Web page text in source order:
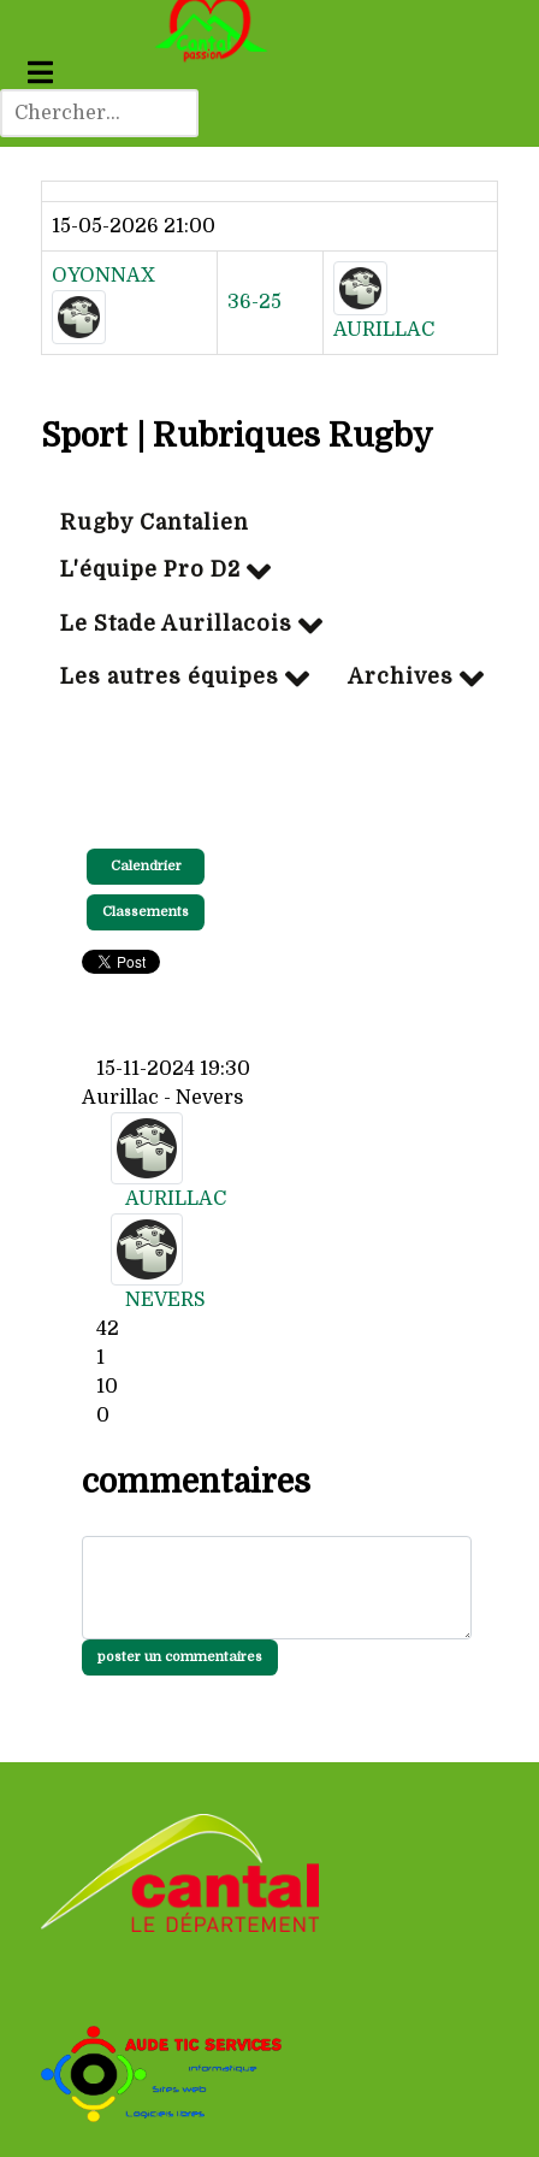
Dernier résultat
15-05-2026 21:00
OYONNAX
36-25
AURILLAC
Sport | Rubriques Rugby
Rugby Cantalien
L'équipe Pro D2
Le Stade Aurillacois
Les autres équipes Archives
Calendrier
Classements
15-11-2024 19:30
Aurillac - Nevers
AURILLAC
NEVERS
42
1
10
0
commentaires
poster un commentaires